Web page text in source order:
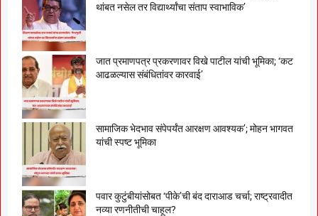
थांबत नसेल तर विद्यार्थ्यांचा संताप स्वाभाविक’
जात प्रमाणपत्र प्रकरणावर विखे पाटील यांची भूमिका; ‘कट
आढळल्यास संबंधितांवर कारवाई’
सामाजिक भेदभाव संपेपर्यंत आरक्षण आवश्यक’; मोहन भागवत
यांची स्पष्ट भूमिका
पवार कुटुंबीयांसोबत ‘पीके’ची बंद दाराआड चर्चा; राष्ट्रवादीत
नव्या रणनीतीची चाहूल?